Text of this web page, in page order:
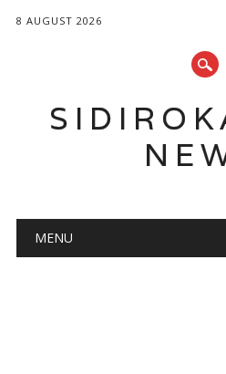
8 AUGUST 2026
Main menu
MENU